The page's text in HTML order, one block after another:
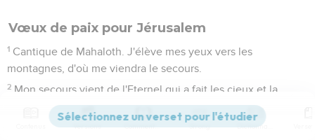
Vœux de paix pour Jérusalem
1 Cantique de Mahaloth. J'élève mes yeux vers les
montagnes, d'où me viendra le secours.
2 Mon secours vient de l'Eternel qui a fait les cieux et la
Il ne permettra point que ton pied soit ébranlé ; celui qui te
Versions Commentaires Strong